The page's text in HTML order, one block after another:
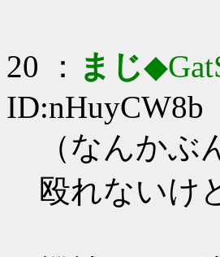
20 ： まじ
ID:nHuyCW8b
（なんか
殴れないけ